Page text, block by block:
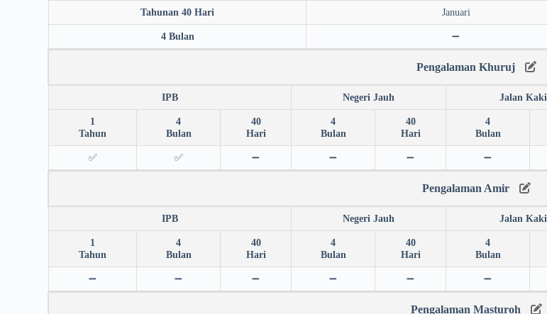
Tahunan 40 Hari Januari
4 Bulan ➖
Pengalaman Khuruj
IPB Negeri Jauh Jalan Kaki
1
Tahun
4
Bulan
40
Hari
4
Bulan
40
Hari
4
Bulan
✅ ✅ ➖ ➖ ➖ ➖
Pengalaman Amir
IPB Negeri Jauh Jalan Kaki
1
Tahun
4
Bulan
40
Hari
4
Bulan
40
Hari
4
Bulan
➖ ➖ ➖ ➖ ➖ ➖
Pengalaman Masturoh